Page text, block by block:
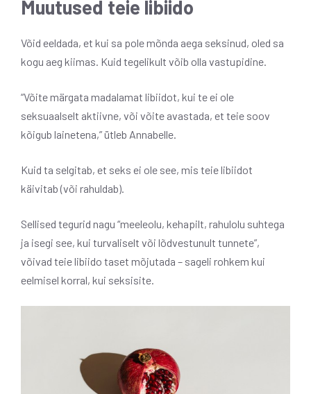
Muutused teie libiido
Võid eeldada, et kui sa pole mõnda aega seksinud, oled sa
kogu aeg kiimas. Kuid tegelikult võib olla vastupidine.
“Võite märgata madalamat libiidot, kui te ei ole
seksuaalselt aktiivne, või võite avastada, et teie soov
kõigub lainetena,” ütleb Annabelle.
Kuid ta selgitab, et seks ei ole see, mis teie libiidot
käivitab (või rahuldab).
Sellised tegurid nagu “meeleolu, kehapilt, rahulolu suhtega
ja isegi see, kui turvaliselt või lõdvestunult tunnete”,
võivad teie libiido taset mõjutada – sageli rohkem kui
eelmisel korral, kui seksisite.